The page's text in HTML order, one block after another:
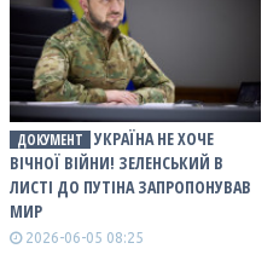
ДОКУМЕНТ
УКРАЇНА НЕ ХОЧЕ
ВІЧНОЇ ВІЙНИ! ЗЕЛЕНСЬКИЙ В
ЛИСТІ ДО ПУТІНА ЗАПРОПОНУВАВ
МИР
2026-06-05 08:25